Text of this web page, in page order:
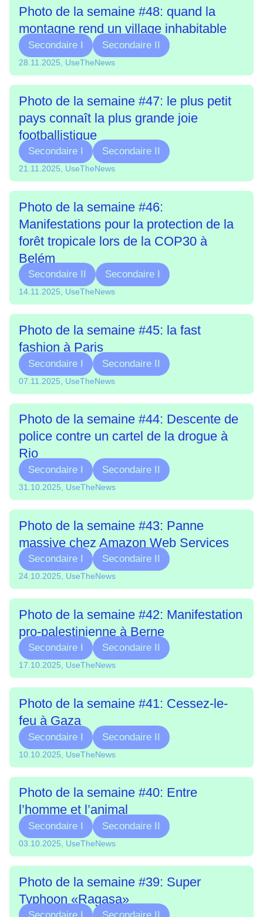
Photo de la semaine #48: quand la
montagne rend un village inhabitable
Secondaire I Secondaire II
28.11.2025, UseTheNews
Photo de la semaine #47: le plus petit
pays connaît la plus grande joie
footballistique
Secondaire I Secondaire II
21.11.2025, UseTheNews
Photo de la semaine #46:
Manifestations pour la protection de la
forêt tropicale lors de la COP30 à
Belém
Secondaire II Secondaire I
14.11.2025, UseTheNews
Photo de la semaine #45: la fast
fashion à Paris
Secondaire I Secondaire II
07.11.2025, UseTheNews
Photo de la semaine #44: Descente de
police contre un cartel de la drogue à
Rio
Secondaire I Secondaire II
31.10.2025, UseTheNews
Photo de la semaine #43: Panne
massive chez Amazon Web Services
Secondaire I Secondaire II
24.10.2025, UseTheNews
Photo de la semaine #42: Manifestation
pro-palestinienne à Berne
Secondaire I Secondaire II
17.10.2025, UseTheNews
Photo de la semaine #41: Cessez-le-
feu à Gaza
Secondaire I Secondaire II
10.10.2025, UseTheNews
Photo de la semaine #40: Entre
l’homme et l’animal
Secondaire I Secondaire II
03.10.2025, UseTheNews
Photo de la semaine #39: Super
Typhoon «Ragasa»